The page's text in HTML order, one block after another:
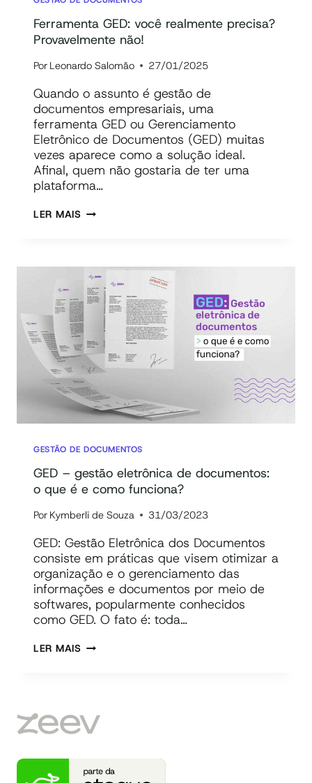
Ferramenta GED: você realmente precisa?
Provavelmente não!
Por Leonardo Salomão 27/01/2025
Quando o assunto é gestão de
documentos empresariais, uma
ferramenta GED ou Gerenciamento
Eletrônico de Documentos (GED) muitas
vezes aparece como a solução ideal.
Afinal, quem não gostaria de ter uma
plataforma…
LER MAISFERRAMENTA
PRECISA?
PROVAVELMENTE
NÃO!
GESTÃO DE DOCUMENTOS
GED – gestão eletrônica de documentos:
o que é e como funciona?
Por Kymberli de Souza 31/03/2023
GED: Gestão Eletrônica dos Documentos
consiste em práticas que visem otimizar a
organização e o gerenciamento das
informações e documentos por meio de
softwares, popularmente conhecidos
como GED. O fato é: toda…
LER MAISGED
DOCUMENTOS:
É